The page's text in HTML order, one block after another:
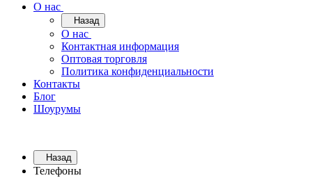
О нас
Назад
О нас
Контактная информация
Оптовая торговля
Политика конфиденциальности
Контакты
Блог
Шоурумы
Назад
Телефоны